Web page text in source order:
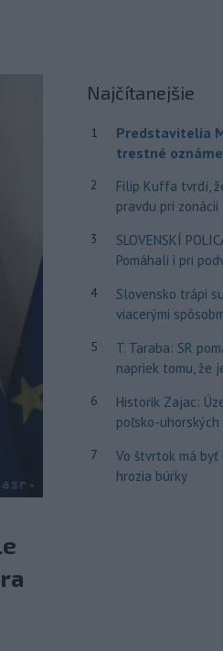
Najčítanejšie
1
Predstavitelia
trestné
2
Filip Kuffa tvrdí,
pravdu pri zonácii
3
SLOVENSKÍ
Pomáhali i pri
4
Slovensko trápi
viacerými
5
T. Taraba: SR
napriek tomu, že
6
Historik Zajac:
poľsko-
7
Vo štvrtok má byť
hrozia búrky